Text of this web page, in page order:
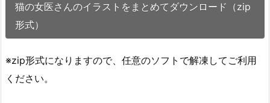
猫の女医さんのイラストをまとめてダウンロード（zip
形式）
※zip形式になりますので、任意のソフトで解凍してご利用
ください。